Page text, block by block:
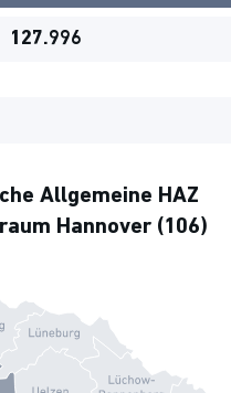
127.996
Allgemeine HAZ
Hannover (106)